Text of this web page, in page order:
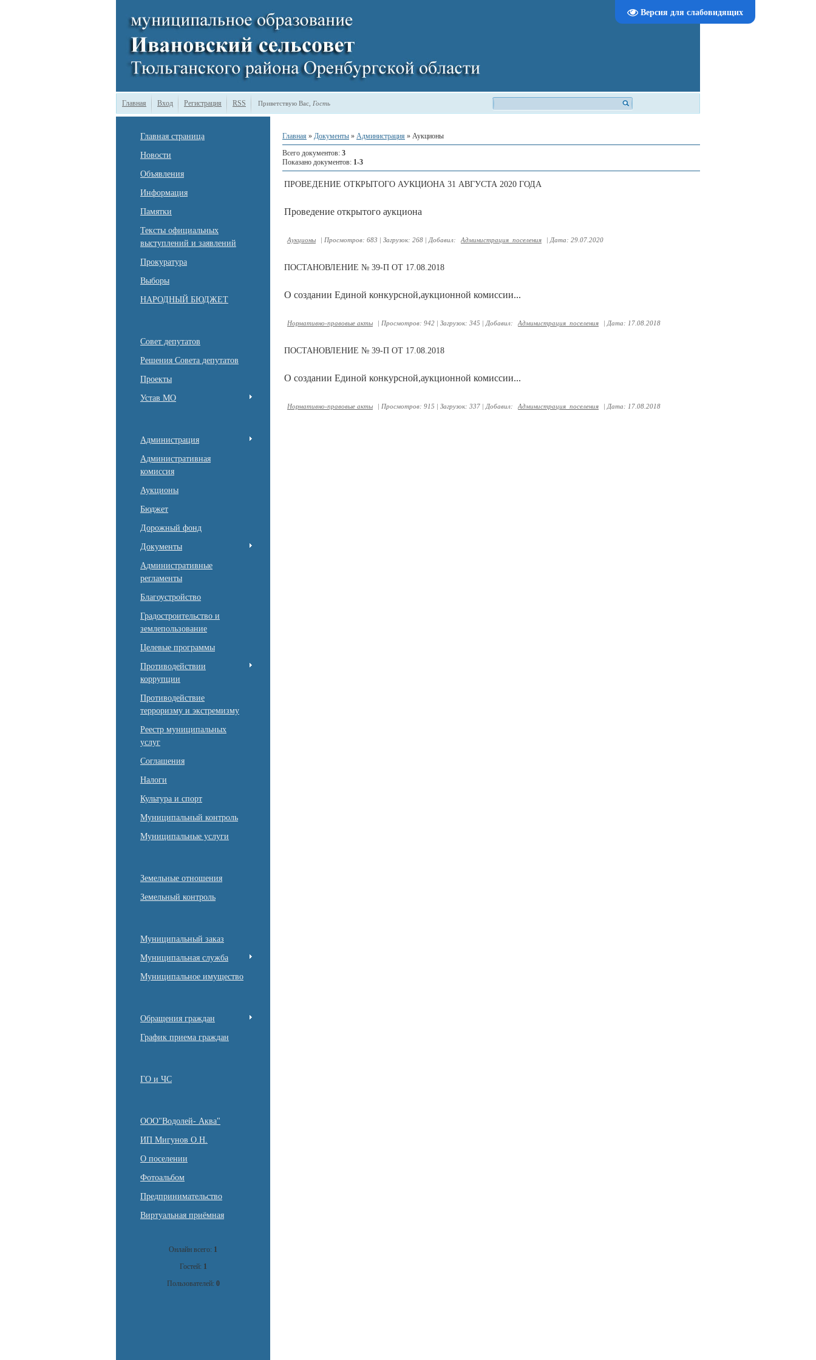
Версия для слабовидящих
Главная Вход Регистрация RSS Приветствую Вас Гость
Главная страница
Новости
Объявления
Информация
Памятки
Тексты официальных
выступлений и заявлений
Прокуратура
Выборы
НАРОДНЫЙ БЮДЖЕТ
Совет депутатов
Решения Совета депутатов
Проекты
Устав МО
Администрация
Административная
комиссия
Аукционы
Бюджет
Дорожный фонд
Документы
Административные
регламенты
Благоустройство
Градостроительство и
землепользование
Целевые программы
Противодействии
коррупции
Противодействие
терроризму и экстремизму
Реестр муниципальных
услуг
Соглашения
Налоги
Культура и спорт
Муниципальный контроль
Муниципальные услуги
Земельные отношения
Земельный контроль
Муниципальный заказ
Муниципальная служба
Муниципальное имущество
Обращения граждан
График приема граждан
ГО и ЧС
ООО"Водолей- Аква"
ИП Мигунов О.Н.
О поселении
Фотоальбом
Предпринимательство
Виртуальная приёмная
Онлайн всего: 1
Гостей: 1
Пользователей: 0
Главная » Документы » Администрация » Аукционы
Всего документов: 3
Показано документов: 1-3
ПРОВЕДЕНИЕ ОТКРЫТОГО АУКЦИОНА 31 АВГУСТА 2020 ГОДА
Проведение открытого аукциона
Аукционы | Просмотров: 683 | Загрузок: 268 | Добавил: Администрация_поселения | Дата: 29.07.2020
ПОСТАНОВЛЕНИЕ № 39-П ОТ 17.08.2018
О создании Единой конкурсной,аукционной комиссии...
Нормативно-правовые акты | Просмотров: 942 | Загрузок: 345 | Добавил: Администрация_поселения | Дата: 17.08.2018
ПОСТАНОВЛЕНИЕ № 39-П ОТ 17.08.2018
О создании Единой конкурсной,аукционной комиссии...
Нормативно-правовые акты | Просмотров: 915 | Загрузок: 337 | Добавил: Администрация_поселения | Дата: 17.08.2018